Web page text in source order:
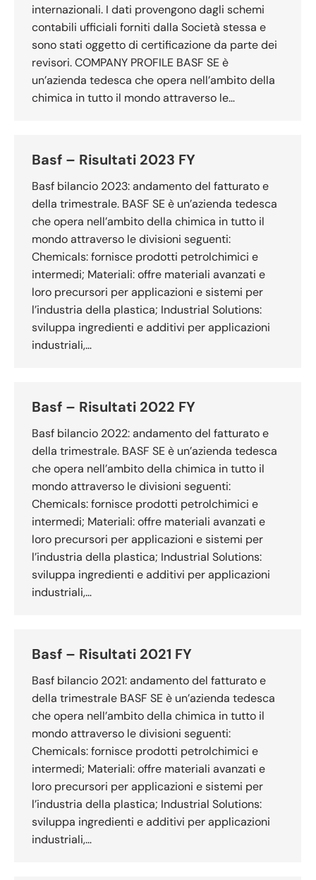
internazionali. I dati provengono dagli schemi
contabili ufficiali forniti dalla Società stessa e
sono stati oggetto di certificazione da parte dei
revisori. COMPANY PROFILE BASF SE è
un’azienda tedesca che opera nell’ambito della
chimica in tutto il mondo attraverso le…
Basf – Risultati 2023 FY
Basf bilancio 2023: andamento del fatturato e
della trimestrale. BASF SE è un’azienda tedesca
che opera nell’ambito della chimica in tutto il
mondo attraverso le divisioni seguenti:
Chemicals: fornisce prodotti petrolchimici e
intermedi; Materiali: offre materiali avanzati e
loro precursori per applicazioni e sistemi per
l’industria della plastica; Industrial Solutions:
sviluppa ingredienti e additivi per applicazioni
industriali,…
Basf – Risultati 2022 FY
Basf bilancio 2022: andamento del fatturato e
della trimestrale. BASF SE è un’azienda tedesca
che opera nell’ambito della chimica in tutto il
mondo attraverso le divisioni seguenti:
Chemicals: fornisce prodotti petrolchimici e
intermedi; Materiali: offre materiali avanzati e
loro precursori per applicazioni e sistemi per
l’industria della plastica; Industrial Solutions:
sviluppa ingredienti e additivi per applicazioni
industriali,…
Basf – Risultati 2021 FY
Basf bilancio 2021: andamento del fatturato e
della trimestrale BASF SE è un’azienda tedesca
che opera nell’ambito della chimica in tutto il
mondo attraverso le divisioni seguenti:
Chemicals: fornisce prodotti petrolchimici e
intermedi; Materiali: offre materiali avanzati e
loro precursori per applicazioni e sistemi per
l’industria della plastica; Industrial Solutions:
sviluppa ingredienti e additivi per applicazioni
industriali,…